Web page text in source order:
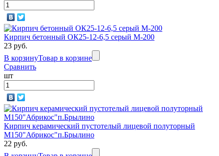
Кирпич бетонный ОК25-12-6,5 серый М-200
23 руб.
В корзинуТовар в корзине
Сравнить
шт
Кирпич керамический пустотелый лицевой полуторный
М150"Абрикос"п.Брылино
22 руб.